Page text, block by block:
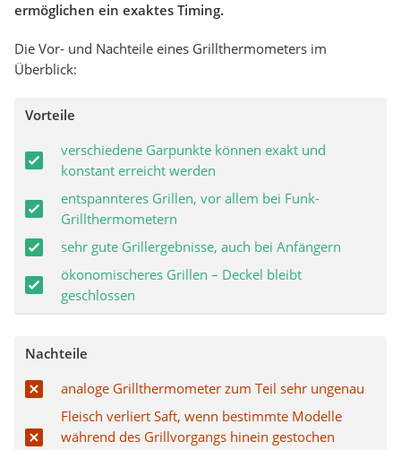
ermöglichen ein exaktes Timing.
Die Vor- und Nachteile eines Grillthermometers im
Überblick:
Vorteile
verschiedene Garpunkte können exakt und
konstant erreicht werden
entspannteres Grillen, vor allem bei Funk-
Grillthermometern
sehr gute Grillergebnisse, auch bei Anfängern
ökonomischeres Grillen – Deckel bleibt
geschlossen
Nachteile
analoge Grillthermometer zum Teil sehr ungenau
Fleisch verliert Saft, wenn bestimmte Modelle
während des Grillvorgangs hinein gestochen